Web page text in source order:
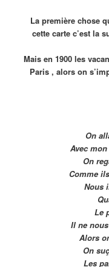
La première chose
cette carte c’est la
Mais en 1900 les
Paris , alors on
On
Avec
On
Comme
Nous
Le
Il ne
Alors
On
Les